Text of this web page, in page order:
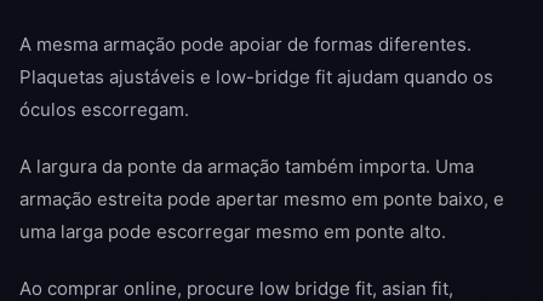
A mesma armação pode apoiar de formas diferentes.
Plaquetas ajustáveis e low-bridge fit ajudam quando os
óculos escorregam.
A largura da ponte da armação também importa. Uma
armação estreita pode apertar mesmo em ponte baixo, e
uma larga pode escorregar mesmo em ponte alto.
Ao comprar online, procure low bridge fit, asian fit,